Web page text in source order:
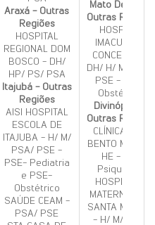
Araxá - Outras
Regiões
HOSPITAL
REGIONAL DOM
BOSCO - DH/
HP/ PS/ PSA
Itajubá - Outras
Regiões
AISI HOSPITAL
ESCOLA DE
ITAJUBA - H/ M/
PSA/ PSE -
PSE- Pediatria
e PSE-
Obstétrico
SAÚDE CEAM -
PSA/ PSE
Mato Dentro -
Outras Regiões
HOSPITAL
IMACULADA
CONCEICAO -
DH/ H/ M/ PSA/
PSE - PSE-
Obstétrico
Divinópolis -
Outras Regiões
CLÍNICA SÃO
BENTO MENNI -
HE - HE-
Psiquiatria
HOSPITAL E
MATERNIDADE
SANTA MONICA
- H/ M/ PSA/